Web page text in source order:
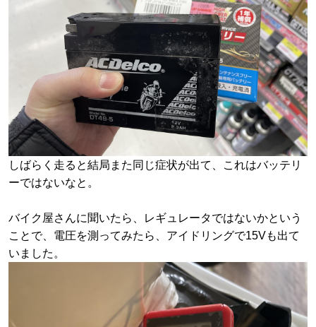
しばらく走ると結局また同じ症状が出て、これはバッテリ
ーではないなと。
バイク屋さんに聞いたら、レギュレータではないかという
ことで、電圧を測ってみたら、アイドリングで15Vも出て
いました。